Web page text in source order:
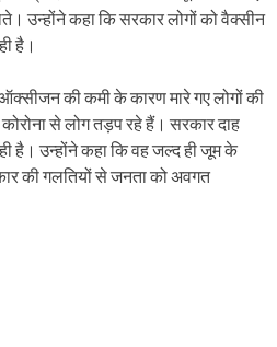
उन्होंने कहा कि सरकार लोगों को वैक्सीन
है।
की कमी के कारण मारे गए लोगों की
से लोग तड़प रहे हैं। सरकार दाह
है। उन्होंने कहा कि वह जल्द ही जूम के
की गलतियों से जनता को अवगत